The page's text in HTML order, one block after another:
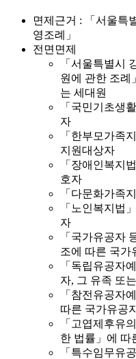
면제근거 : 「서울특
영조례」
전면면제
「서울특별시
원에 관한 조례
는 세대원
「국민기초생
자
「한부모가족
지원대상자
「장애인복지
호자
「다문화가족
「노인복지법
자
「국가유공자
조에 따른 국가
「독립유공자
자, 그 유족 또
「참전유공자
따른 국가유공
「고엽제후유
한 법률」에 따
「특수임무유